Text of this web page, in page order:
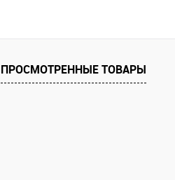
ПРОСМОТРЕННЫЕ ТОВАРЫ